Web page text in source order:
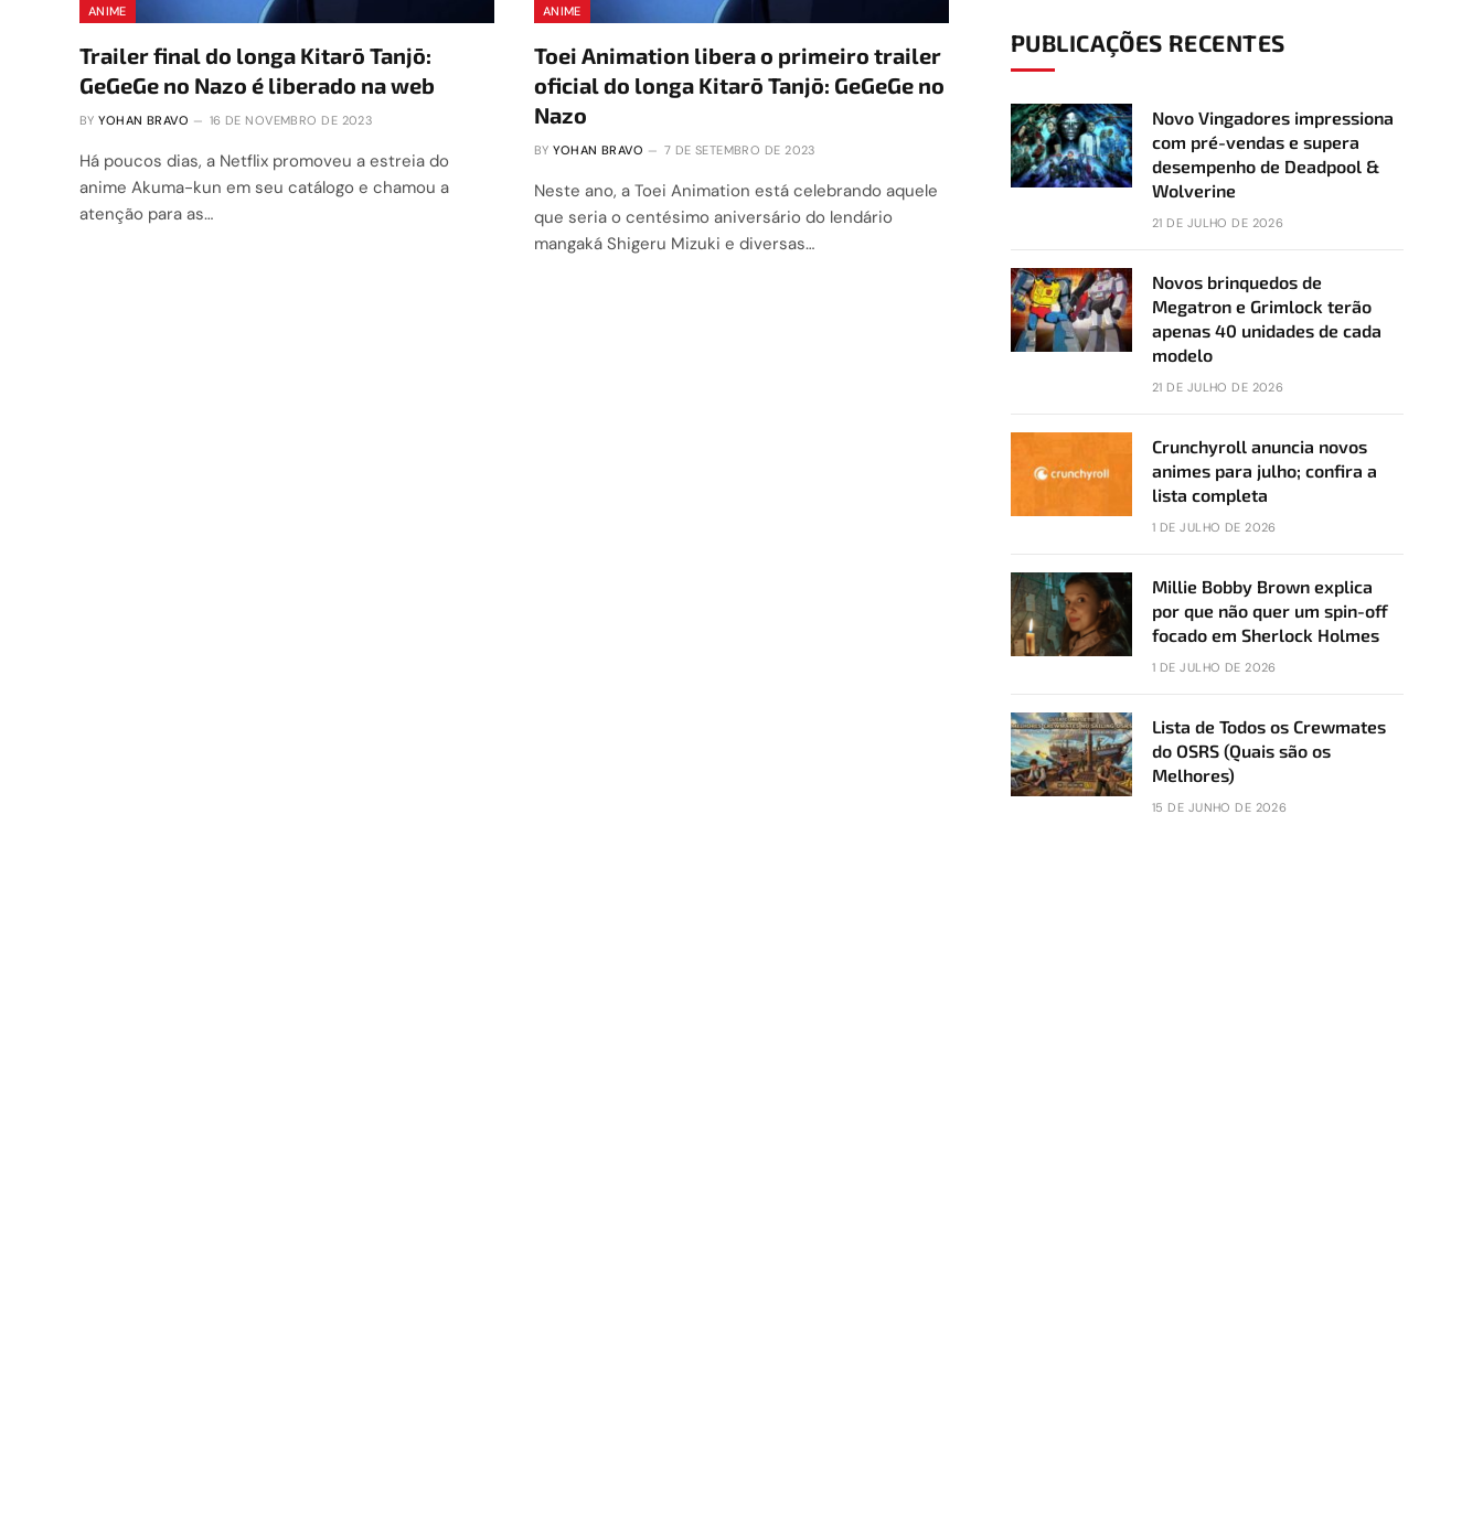
ANIME
Trailer final do longa Kitarō Tanjō:
GeGeGe no Nazo é liberado na web
BY YOHAN BRAVO 16 DE NOVEMBRO DE 2023
Há poucos dias, a Netflix promoveu a estreia do
anime Akuma-kun em seu catálogo e chamou a
atenção para as…
ANIME
Toei Animation libera o primeiro trailer
oficial do longa Kitarō Tanjō: GeGeGe no
Nazo
BY YOHAN BRAVO 7 DE SETEMBRO DE 2023
Neste ano, a Toei Animation está celebrando aquele
que seria o centésimo aniversário do lendário
mangaká Shigeru Mizuki e diversas…
PUBLICAÇÕES RECENTES
Novo Vingadores impressiona
com pré-vendas e supera
desempenho de Deadpool &
Wolverine
21 DE JULHO DE 2026
Novos brinquedos de
Megatron e Grimlock terão
apenas 40 unidades de cada
modelo
21 DE JULHO DE 2026
Crunchyroll anuncia novos
animes para julho; confira a
lista completa
1 DE JULHO DE 2026
Millie Bobby Brown explica
por que não quer um spin-off
focado em Sherlock Holmes
1 DE JULHO DE 2026
Lista de Todos os Crewmates
do OSRS (Quais são os
Melhores)
15 DE JUNHO DE 2026